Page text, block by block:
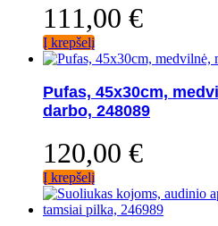
111,00 €
Į krepšelį
Pufas, 45x30cm,
darbo, 248089
120,00 €
Į krepšelį